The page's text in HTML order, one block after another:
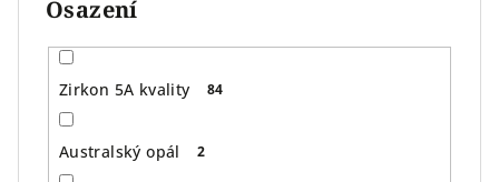
Osazení
Zirkon 5A kvality 84
Australský opál 2